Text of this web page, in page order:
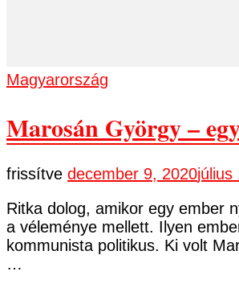
Magyarország
Marosán György –
frissítve december 9, 2020július
Ritka dolog, amikor egy ember
a véleménye mellett. Ilyen
kommunista politikus. Ki volt
…